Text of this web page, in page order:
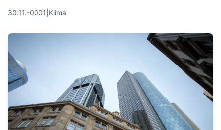
30.11.-0001 Klima